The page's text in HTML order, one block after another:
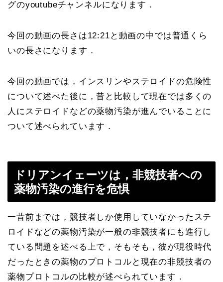
グのyoutubeチャンネルになります．
今回の動画の長さは12:21と動画の中では普通くら
いの長さになります．
今回の動画では，インスリンやステロイドの危険性
について述べた後に，昔と比較して現在では多くの
人にステロイドなどの薬物汚染が進んでいることに
ついて述べられています．
ドリアンイェーツは，非競技者への
薬物汚染の進行を危惧
一昔前までは，競技者しか使用していなかったステ
ロイドなどの薬物汚染が一般の非競技者にも進行し
ている問題を述べる上で，そもそも，彼が現役時代
だったときの薬物のプロトコルと現在の非競技者の
薬物プロトコルの比較が述べられています．